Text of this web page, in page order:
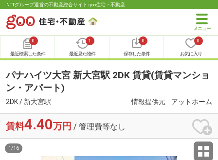
NTTグループ運営の不動産総合サイト goo住宅・不動産
0
最近検索した条件
1
最近見た物件
0
保存した条件
0
お気に入り
パナハイツ大宮 新大宮駅 2DK 賃貸(賃貸マンショ
ン・アパート)
2DK / 新大宮駅 情報提供元 アットホーム
賃料4.40万円 / 管理費等なし
1 /16